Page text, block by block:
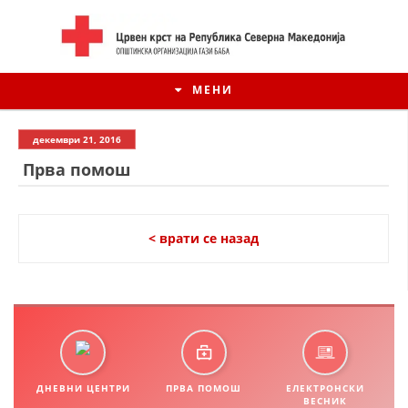
МЕНИ
ИСТОРИЈАТ НА ЦКРСМ
ИСТОРИЈАТ НА ДВИЖЕЊЕТО
декември 21, 2016
Прва помош
< врати се назад
ДНЕВНИ ЦЕНТРИ ПРВА ПОМОШ
ЕЛЕКТРОНСКИ
ВЕСНИК